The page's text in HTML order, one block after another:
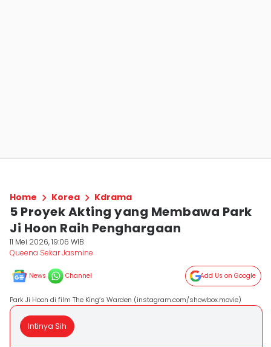
Home Korea Kdrama
5 Proyek Akting yang Membawa Park
Ji Hoon Raih Penghargaan
11 Mei 2026, 19:06 WIB
Queena Sekar Jasmine
News Channel Add Us on Google
Park Ji Hoon di film The King’s Warden (instagram.com/showbox.movie)
Intinya Sih